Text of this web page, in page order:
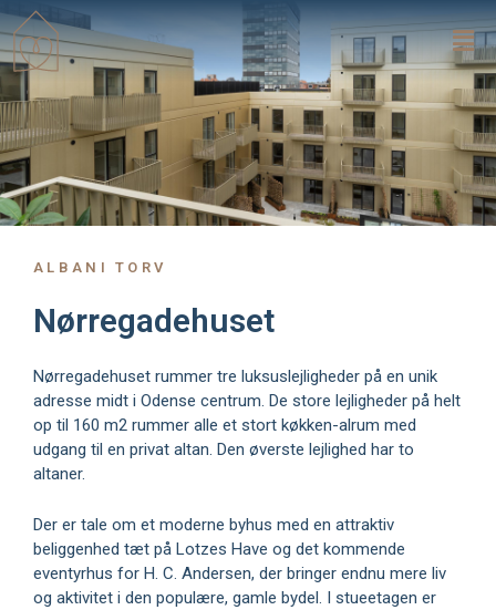
Gå
til
indholdet
ALBANI TORV
Nørregadehuset
Nørregadehuset rummer tre luksuslejligheder på en unik
adresse midt i Odense centrum. De store lejligheder på helt
op til 160 m2 rummer alle et stort køkken-alrum med
udgang til en privat altan. Den øverste lejlighed har to
altaner.
Der er tale om et moderne byhus med en attraktiv
beliggenhed tæt på Lotzes Have og det kommende
eventyrhus for H. C. Andersen, der bringer endnu mere liv
og aktivitet i den populære, gamle bydel. I stueetagen er